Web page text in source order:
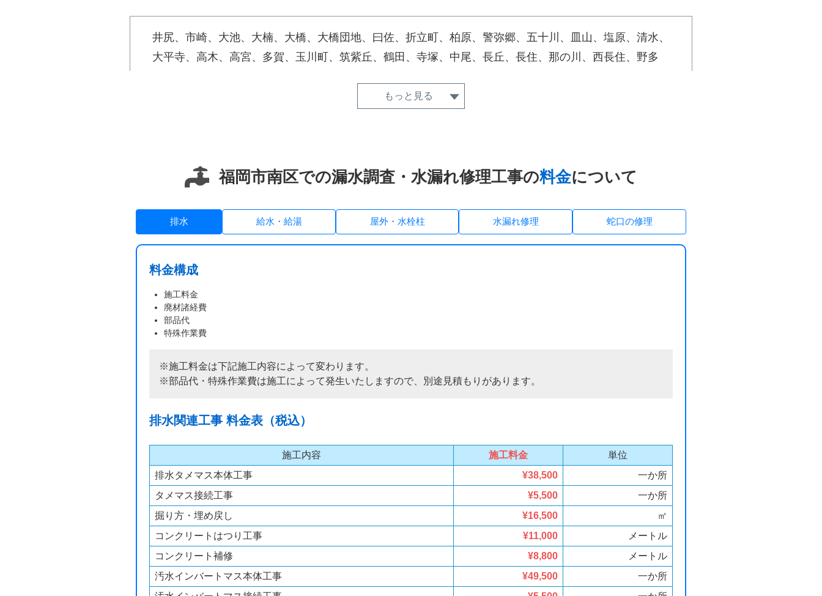
井尻、市崎、大池、大楠、大橋、大橋団地、曰佐、折立町、柏原、警弥郷、五十川、皿山、塩原、清水、
大平寺、高木、高宮、多賀、玉川町、筑紫丘、鶴田、寺塚、中尾、長丘、長住、那の川、西長住、野多
柳瀬、横手、横手南町、老司、若久、若久団地、和田
もっと見る
福岡市南区での漏水調査・水漏れ修理工事の料金について
排水 給水・給湯 屋外・水栓柱 水漏れ修理 蛇口の修理
料金構成
施工料金
廃材諸経費
部品代
特殊作業費
※施工料金は下記施工内容によって変わります。
※部品代・特殊作業費は施工によって発生いたしますので、別途見積もりがあります。
排水関連工事 料金表（税込）
施工内容 施工料金
単位
排水タメマス本体工事
¥38,500
一か所
タメマス接続工事
¥5,500
一か所
掘り方・埋め戻し
¥16,500
㎡
コンクリートはつり工事
¥11,000
メートル
コンクリート補修
¥8,800
メートル
汚水インバートマス本体工事
¥49,500
一か所